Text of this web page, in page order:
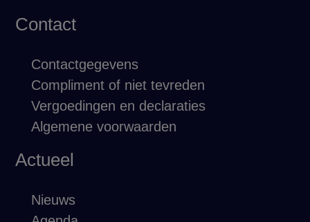
Contact
Contactgegevens
Compliment of niet tevreden
Vergoedingen en declaraties
Algemene voorwaarden
Actueel
Nieuws